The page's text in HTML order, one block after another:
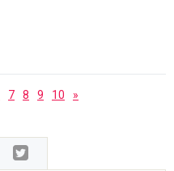
7 8 9 10 »